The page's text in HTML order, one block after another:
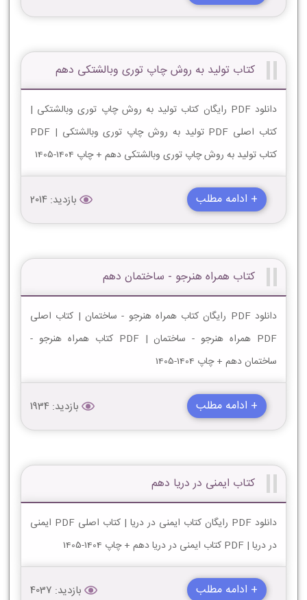
کتاب تولید به روش چاپ توری وبالشتکی دهم
دانلود PDF رایگان کتاب تولید به روش چاپ توری وبالشتکی |
کتاب اصلی PDF تولید به روش چاپ توری وبالشتکی | PDF
کتاب تولید به روش چاپ توری وبالشتکی دهم + چاپ 1404-1405
+ ادامه مطلب بازدید: 2014
کتاب همراه هنرجو - ساختمان دهم
دانلود PDF رایگان کتاب همراه هنرجو - ساختمان | کتاب اصلی
PDF همراه هنرجو - ساختمان | PDF کتاب همراه هنرجو -
ساختمان دهم + چاپ 1404-1405
+ ادامه مطلب بازدید: 1934
کتاب ایمنی در دریا دهم
دانلود PDF رایگان کتاب ایمنی در دریا | کتاب اصلی PDF ایمنی
در دریا | PDF کتاب ایمنی در دریا دهم + چاپ 1404-1405
+ ادامه مطلب بازدید: 4037